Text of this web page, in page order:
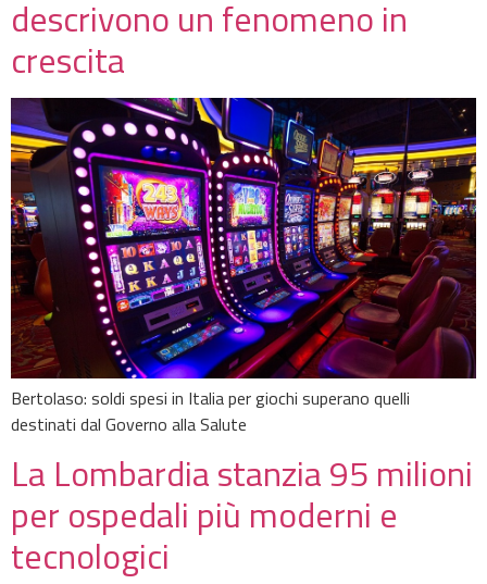
descrivono un fenomeno in
crescita
Bertolaso: soldi spesi in Italia per giochi superano quelli
destinati dal Governo alla Salute
La Lombardia stanzia 95 milioni
per ospedali più moderni e
tecnologici